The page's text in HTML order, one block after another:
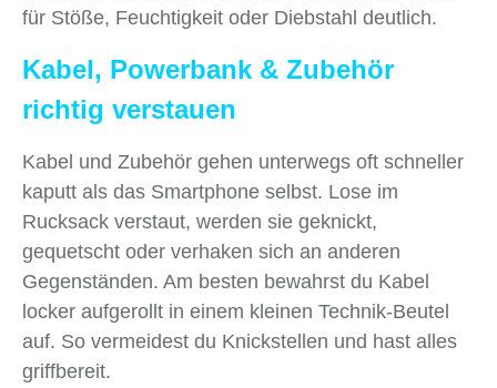
für Stöße, Feuchtigkeit oder Diebstahl deutlich.
Kabel, Powerbank & Zubehör
richtig verstauen
Kabel und Zubehör gehen unterwegs oft schneller
kaputt als das Smartphone selbst. Lose im
Rucksack verstaut, werden sie geknickt,
gequetscht oder verhaken sich an anderen
Gegenständen. Am besten bewahrst du Kabel
locker aufgerollt in einem kleinen Technik-Beutel
auf. So vermeidest du Knickstellen und hast alles
griffbereit.